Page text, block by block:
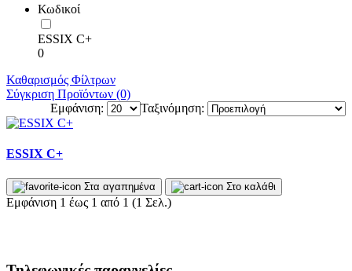
Κωδικοί
ESSIX C+
0
Καθαρισμός Φίλτρων
Σύγκριση Προϊόντων (0)
Ταξινόμηση:
Εμφάνιση:
ESSIX C+
Στα αγαπημένα Στο καλάθι
Εμφάνιση 1 έως 1 από 1 (1 Σελ.)